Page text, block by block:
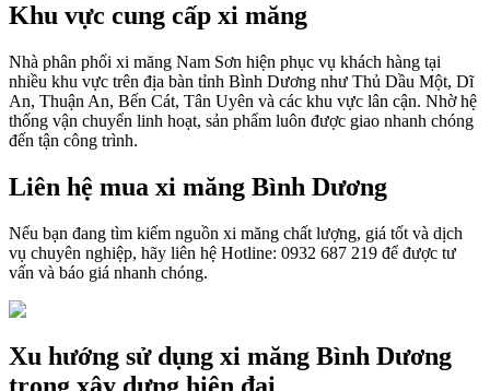
Khu vực cung cấp xi măng
Nhà phân phối xi măng Nam Sơn hiện phục vụ khách hàng tại
nhiều khu vực trên địa bàn tỉnh Bình Dương như Thủ Dầu Một, Dĩ
An, Thuận An, Bến Cát, Tân Uyên và các khu vực lân cận. Nhờ hệ
thống vận chuyển linh hoạt, sản phẩm luôn được giao nhanh chóng
đến tận công trình.
Liên hệ mua xi măng Bình Dương
Nếu bạn đang tìm kiếm nguồn xi măng chất lượng, giá tốt và dịch
vụ chuyên nghiệp, hãy liên hệ Hotline: 0932 687 219 để được tư
vấn và báo giá nhanh chóng.
Xu hướng sử dụng xi măng Bình Dương